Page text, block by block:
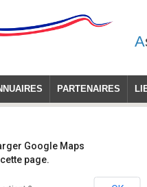
A
PARTENAIRES
Google Maps
page.